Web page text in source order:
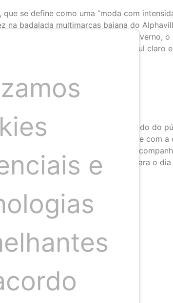
que se define como uma “moda com
na badalada multimarcas baiana do
e dona de si. Na nova coleção de inverno,
com estampa nas cores azul claro
Monteê (fotos: divulgação)
Laíz De Monteê é um spot conhecido do
de brands brasileiras, sempre com
seleciona a dedo as peças que
abarcam desde o casual wear, para o
artigo
e